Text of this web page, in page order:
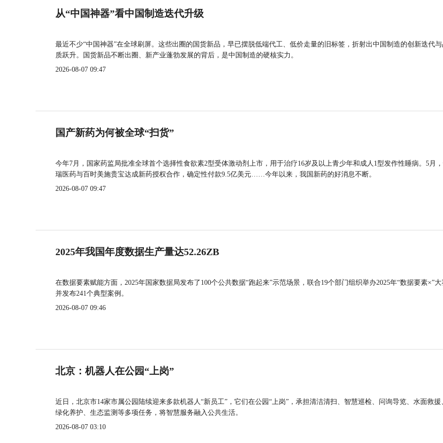
从“中国神器”看中国制造迭代升级
最近不少“中国神器”在全球刷屏。这些出圈的国货新品，早已摆脱低端代工、低价走量的旧标签，折射出中国制造的创新迭代
质跃升。国货新品不断出圈、新产业蓬勃发展的背后，是中国制造的硬核实力。
2026-08-07 09:47
国产新药为何被全球“扫货”
今年7月，国家药监局批准全球首个选择性食欲素2型受体激动剂上市，用于治疗16岁及以上青少年和成人1型发作性睡病。5月
瑞医药与百时美施贵宝达成新药授权合作，确定性付款9.5亿美元……今年以来，我国新药的好消息不断。
2026-08-07 09:47
2025年我国年度数据生产量达52.26ZB
在数据要素赋能方面，2025年国家数据局发布了100个公共数据“跑起来”示范场景，联合19个部门组织举办2025年“数据要素×”大
并发布241个典型案例。
2026-08-07 09:46
北京：机器人在公园“上岗”
近日，北京市14家市属公园陆续迎来多款机器人“新员工”，它们在公园“上岗”，承担清洁清扫、智慧巡检、问询导览、水面救援
绿化养护、生态监测等多项任务，将智慧服务融入公共生活。
2026-08-07 03:10